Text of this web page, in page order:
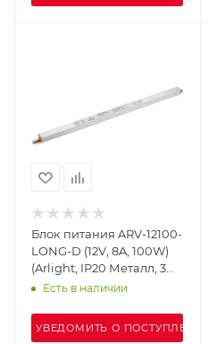
Блок питания ARV-12100-
LONG-D (12V, 8A, 100W)
(Arlight, IP20 Металл, 3
года)
Есть в наличии
УВЕДОМИТЬ О ПОСТУПЛЕНИИ